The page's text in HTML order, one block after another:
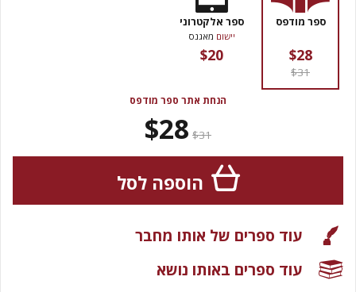
ספר מודפס
$28
$31
ספר אלקטרוני
יישום מאגנס
$20
הנחת אתר ספר מודפס
$31
$28
הוספה לסל
עוד ספרים של אותו מחבר
עוד ספרים באותו נושא